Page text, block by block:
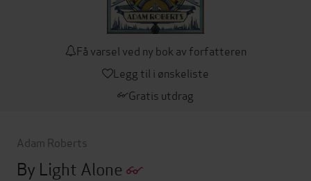
Få varsel ved ny bok av forfatteren
Legg til i ønskeliste
Gratis utdrag
Adam Roberts
By Light Alone